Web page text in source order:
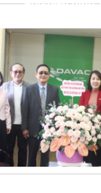
THƯ VIỆN HÌNH